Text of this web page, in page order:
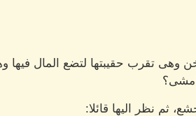
وهى تقرب حقيبتها لتضع المال فيها
امشى؟
ثم نظر اليها قائلا: